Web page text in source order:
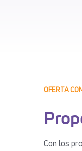
OFERTA
Con los